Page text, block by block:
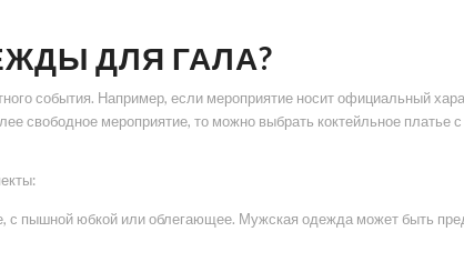
ДЛЯ ГАЛА?
события. Например, если мероприятие носит официальный
свободное мероприятие, то можно выбрать коктейльное
с пышной юбкой или облегающее. Мужская одежда может быть